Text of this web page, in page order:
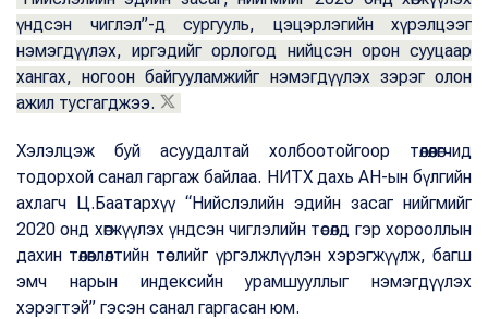
үндсэн чиглэл”-д сургууль, цэцэрлэгийн хүрэлцээг
нэмэгдүүлэх, иргэдийг орлогод нийцсэн орон сууцаар
хангах, ногоон байгууламжийг нэмэгдүүлэх зэрэг олон
ажил тусгагджээ.
Хэлэлцэж буй асуудалтай холбоотойгоор төлөөлөгчид
тодорхой санал гаргаж байлаа. НИТХ дахь АН-ын бүлгийн
ахлагч Ц.Баатархүү “Нийслэлийн эдийн засаг нийгмийг
2020 онд хөгжүүлэх үндсэн чиглэлийн төсөлд гэр хорооллын
дахин төлөвлөлтийн төслийг үргэлжлүүлэн хэрэгжүүлж, багш
эмч нарын индексийн урамшууллыг нэмэгдүүлэх
хэрэгтэй” гэсэн санал гаргасан юм.